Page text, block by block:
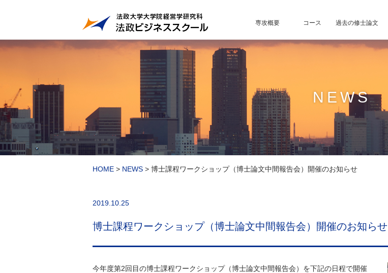
専攻概要 コース 過去の修士論文
NEWS
HOME > NEWS > 博士課程ワークショップ（博士論文中間報告会）開催のお知らせ
2019.10.25
博士課程ワークショップ（博士論文中間報告会）開催のお知らせ
今年度第2回目の博士課程ワークショップ（博士論文中間報告会）を下記の日程で開催